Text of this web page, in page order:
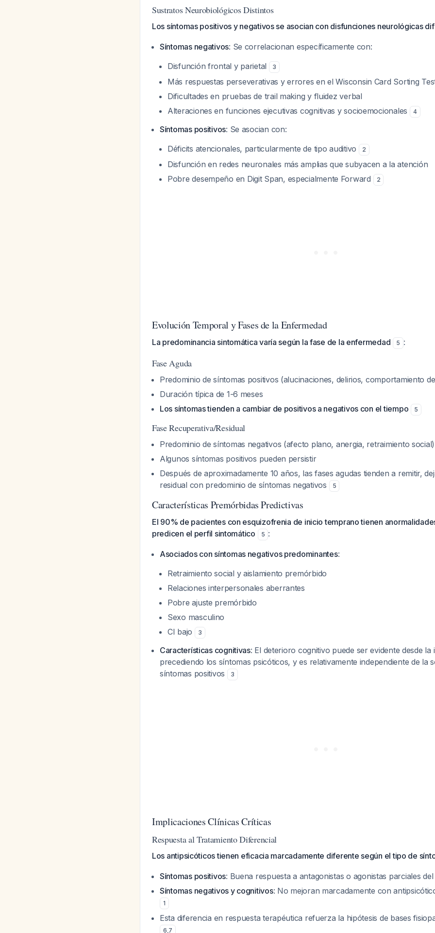
Sustratos Neurobiológicos Distintos
Los síntomas positivos y negativos se asocian con disfunciones neurológicas
Síntomas negativos: Se correlacionan específicamente con:
Disfunción frontal y parietal
3
Más respuestas perseverativas y errores en el Wisconsin Card Sorting
Dificultades en pruebas de trail making y fluidez verbal
Alteraciones en funciones ejecutivas cognitivas y socioemocionales
4
Síntomas positivos: Se asocian con:
Déficits atencionales, particularmente de tipo auditivo
2
Disfunción en redes neuronales más amplias que subyacen a la atención
Pobre desempeño en Digit Span, especialmente Forward
2
Evolución Temporal y Fases de la Enfermedad
La predominancia sintomática varía según la fase de la enfermedad 5 :
Fase Aguda
Predominio de síntomas positivos (alucinaciones, delirios, comportamiento
Duración típica de 1-6 meses
Los síntomas tienden a cambiar de positivos a negativos con el tiempo
5
Fase Recuperativa/Residual
Predominio de síntomas negativos (afecto plano, anergia, retraimiento social)
Algunos síntomas positivos pueden persistir
Después de aproximadamente 10 años, las fases agudas tienden a remitir,
residual con predominio de síntomas negativos
5
Características Premórbidas Predictivas
El 90% de pacientes con esquizofrenia de inicio temprano tienen
predicen el perfil sintomático
5 :
Asociados con síntomas negativos predominantes:
Retraimiento social y aislamiento premórbido
Relaciones interpersonales aberrantes
Pobre ajuste premórbido
Sexo masculino
CI bajo
3
Características cognitivas: El deterioro cognitivo puede ser evidente desde
precediendo los síntomas psicóticos, y es relativamente independiente de la
síntomas positivos
3
Implicaciones Clínicas Críticas
Respuesta al Tratamiento Diferencial
Los antipsicóticos tienen eficacia marcadamente diferente según el tipo de
Síntomas positivos: Buena respuesta a antagonistas o agonistas parciales
Síntomas negativos y cognitivos: No mejoran marcadamente con
1
Esta diferencia en respuesta terapéutica refuerza la hipótesis de bases
6,7